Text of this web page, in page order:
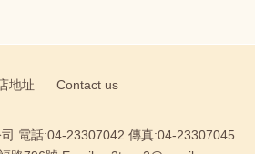
地址 Contact us
電話:04-23307042 傳真:04-23307045